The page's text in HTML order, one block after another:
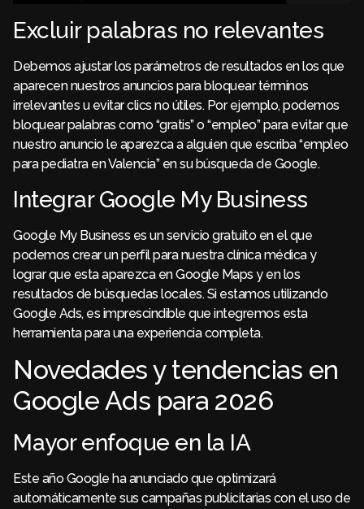
Excluir palabras no relevantes
Debemos ajustar los parámetros de resultados en los que
aparecen nuestros anuncios para bloquear términos
irrelevantes u evitar clics no útiles. Por ejemplo, podemos
bloquear palabras como “gratis” o “empleo” para evitar que
nuestro anuncio le aparezca a alguien que escriba “empleo
para pediatra en Valencia” en su búsqueda de Google.
Integrar Google My Business
Google My Business es un servicio gratuito en el que
podemos crear un perfil para nuestra clínica médica y
lograr que esta aparezca en Google Maps y en los
resultados de búsquedas locales. Si estamos utilizando
Google Ads, es imprescindible que integremos esta
herramienta para una experiencia completa.
Novedades y tendencias en
Google Ads para 2026
Mayor enfoque en la IA
Este año Google ha anunciado que optimizará
automáticamente sus campañas publicitarias con el uso de